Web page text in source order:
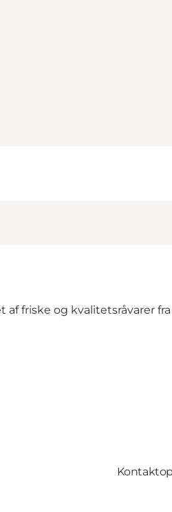
friske og kvalitetsråvarer